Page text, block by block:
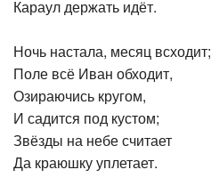
Караул держать идёт.
Ночь настала, месяц всходит;
Поле всё Иван обходит,
Озираючись кругом,
И садится под кустом;
Звёзды на небе считает
Да краюшку уплетает.